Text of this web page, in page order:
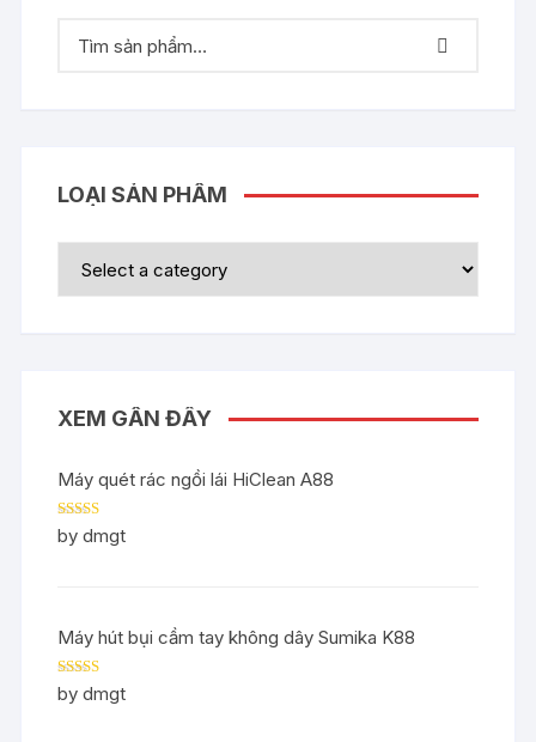
LOẠI SẢN PHẨM
XEM GẦN ĐÂY
Máy quét rác ngồi lái HiClean A88
Rated5out
of 5
by dmgt
Máy hút bụi cầm tay không dây Sumika K88
Rated5out
of 5
by dmgt